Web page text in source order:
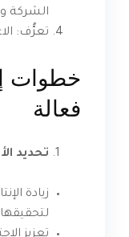
الشركة
تعرُّف:
خطوات
فعالة
تحديد
زيادة
لتحقيقها